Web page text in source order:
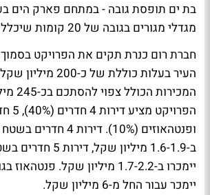
מגדלי מגורים בגובה של 20 קומות שיכללו כ-180 דירות.
חברת רום כנרת תקים את הפרויקט
העיר בעלות כוללת של
המכירות
יימכר עבור החל מ-6 מיליון שקל.